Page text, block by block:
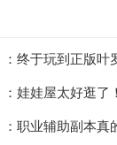
终于玩到正版叶
：娃娃屋太好逛
：职业辅助副本真